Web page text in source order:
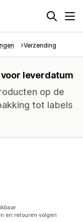
Verzending
leverdatum
op de
tot labels
en retouren volgen